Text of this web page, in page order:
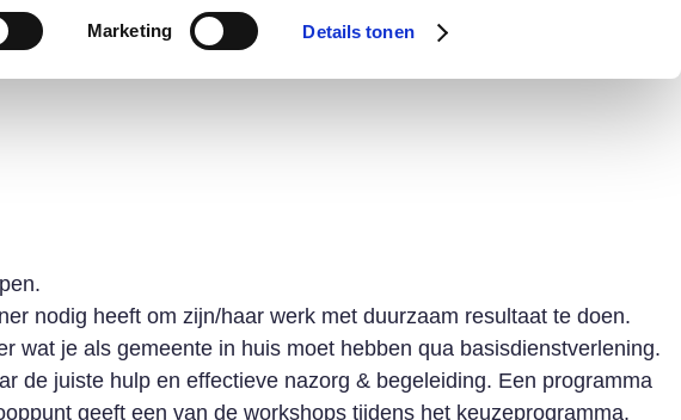
Marketing Details tonen
nodig heeft om zijn/haar werk met duurzaam resultaat te doen.
wat je als gemeente in huis moet hebben qua basisdienstverlening.
de juiste hulp en effectieve nazorg & begeleiding. Een programma
geeft een van de workshops tijdens het keuzeprogramma.